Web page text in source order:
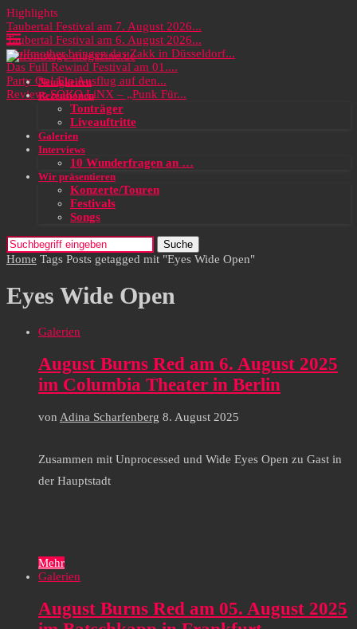
Highlights
Taubertal Festival am 7. August 2026...
Taubertal Festival am 6. August 2026...
Wolfmother bringen das Zakk in Düsseldorf...
Das Full Rewind Festival am 01....
Party On! Ein Ausflug auf den...
Review: SOKO LiNX – „Punk Für...
Neuigkeiten
Rezensionen
Tonträger
Liveauftritte
Galerien
Interviews
10 Wunderfragen an …
Wir präsentieren
Konzerte/Touren
Festivals
Songs
Suche
Home Tags Posts getagged mit "Eyes Wide Open"
Eyes Wide Open
Galerien
August Burns Red am 6. August 2025
im Columbia Theater in Berlin
von Adina Scharfenberg 8. August 2025
Zusammen mit Unprocessed und Wide Eyes Open zu Gast in
der Hauptstadt
Mehr
Galerien
August Burns Red am 05. August 2025